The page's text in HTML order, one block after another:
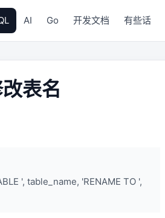
AI Go 开发文档 有些话
表名
', table_name, 'RENAME TO ',